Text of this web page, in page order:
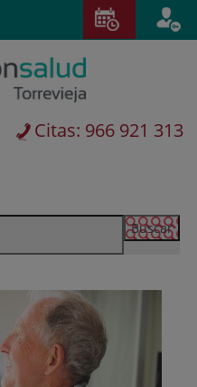
activo
es
Citas: 966 921 313